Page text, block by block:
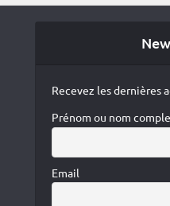
Recevez les dernières
Prénom ou nom
Email